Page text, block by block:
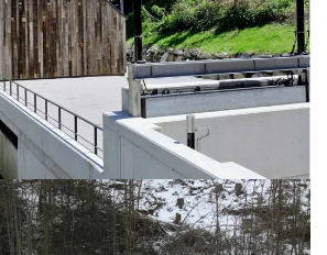
BILD ÖFFNEN